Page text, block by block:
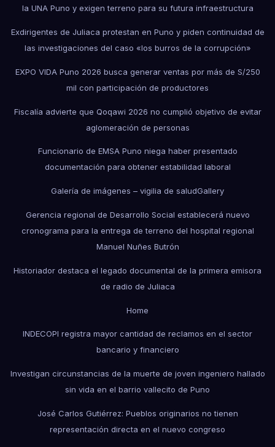
la UNA Puno y exigen terreno para su futura infraestructura
Exdirigentes de Juliaca protestan en Puno y piden continuidad de
las investigaciones del caso «los burros de la corrupción»
EXPO VIDA Puno 2026 busca generar ventas por más de S/250
mil con participación de productores
Fiscalía advierte que Qoqawi 2026 no cumplió objetivo de evitar
aglomeración de personas
Funcionario de EMSA Puno niega haber presentado
documentación para obtener estabilidad laboral
Galería de imágenes – vigilia de saludGallery
Gerencia regional de Desarrollo Social establecerá nuevo
cronograma para la entrega de terreno del hospital regional
Manuel Nuñes Butrón
Historiador destaca el legado documental de la primera emisora
de radio de Juliaca
Home
INDECOPI registra mayor cantidad de reclamos en el sector
bancario y financiero
Investigan circunstancias de la muerte de joven ingeniero hallado
sin vida en el barrio vallecito de Puno
José Carlos Gutiérrez: Pueblos originarios no tienen
representación directa en el nuevo congreso